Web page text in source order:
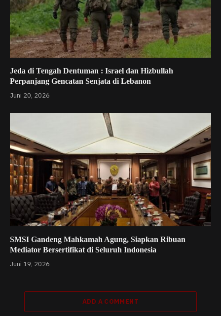
Jeda di Tengah Dentuman : Israel dan Hizbullah
Perpanjang Gencatan Senjata di Lebanon
Juni 20, 2026
SMSI Gandeng Mahkamah Agung, Siapkan Ribuan
Mediator Bersertifikat di Seluruh Indonesia
Juni 19, 2026
ADD A COMMENT